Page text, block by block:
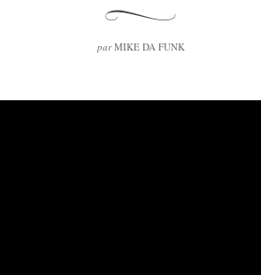
parMIKE DA FUNK